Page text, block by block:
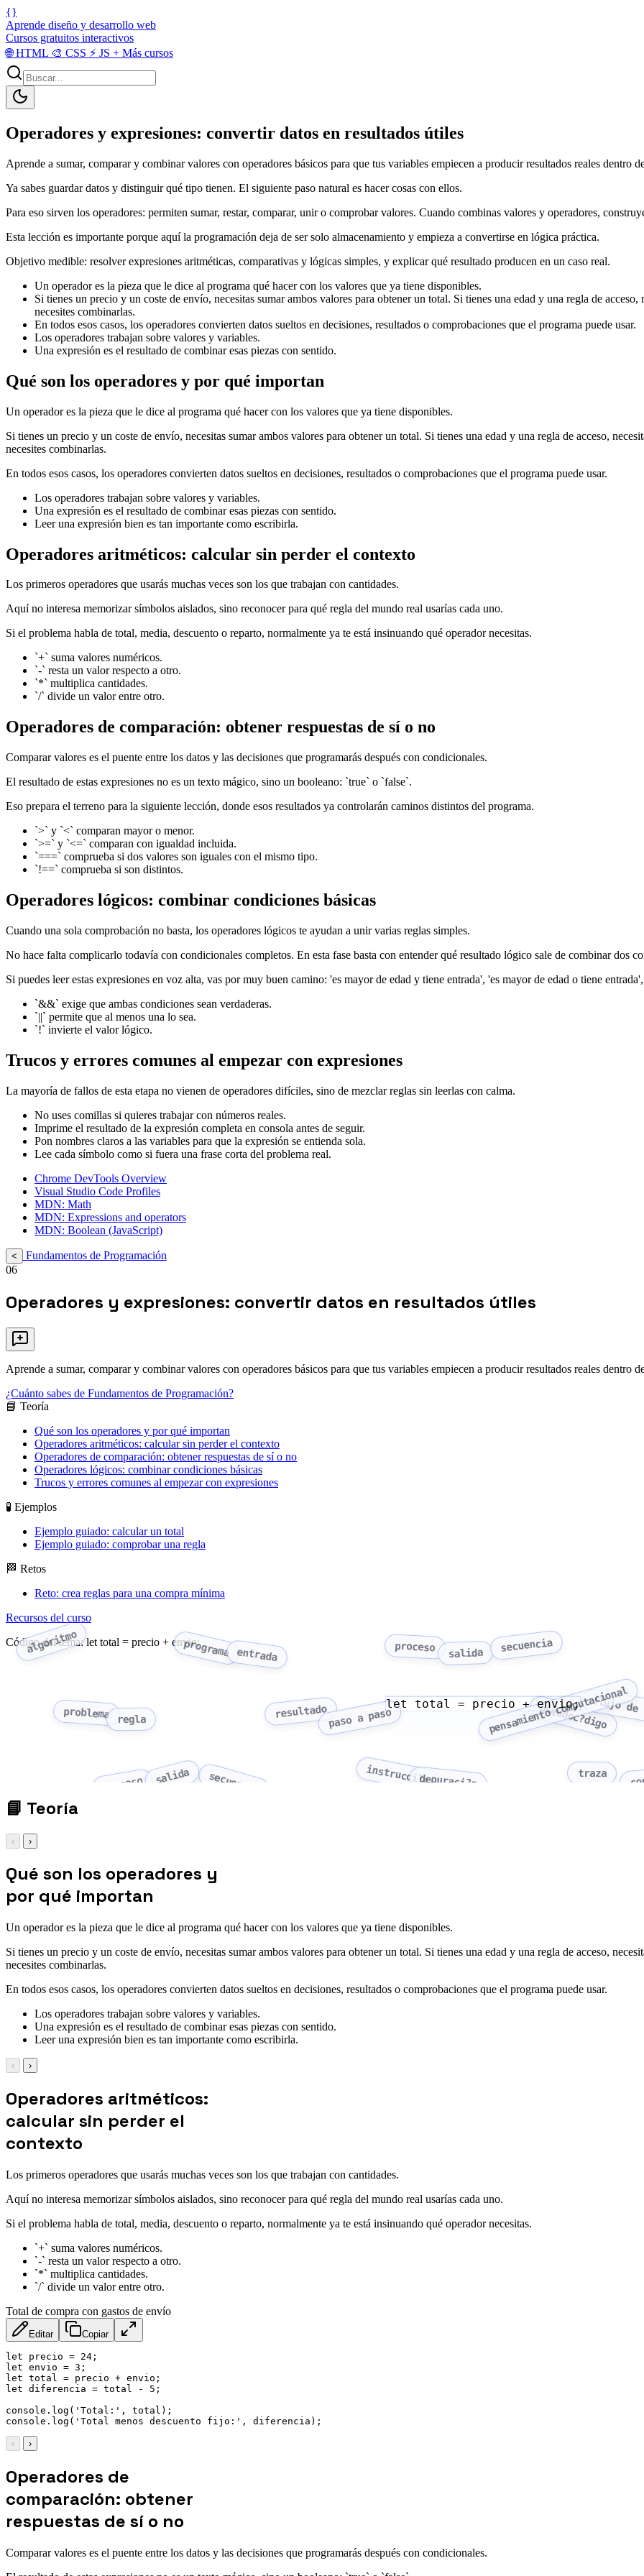
{}
Aprende diseño y desarrollo web
Cursos gratuitos interactivos
🌐HTML 🎨 CSS ⚡ JS + Más cursos
Operadores y expresiones: convertir datos en resultados útiles
Aprende a sumar, comparar y combinar valores con operadores básicos para que tus variables empiecen a producir resultados reales dentro
Ya sabes guardar datos y distinguir qué tipo tienen. El siguiente paso natural es hacer cosas con ellos.
Para eso sirven los operadores: permiten sumar, restar, comparar, unir o comprobar valores. Cuando combinas valores y operadores,
Esta lección es importante porque aquí la programación deja de ser solo almacenamiento y empieza a convertirse en lógica práctica.
Objetivo medible: resolver expresiones aritméticas, comparativas y lógicas simples, y explicar qué resultado producen en un caso real.
Un operador es la pieza que le dice al programa qué hacer con los valores que ya tiene disponibles.
Si tienes un precio y un coste de envío, necesitas sumar ambos valores para obtener un total. Si tienes una edad y una regla de
necesites combinarlas.
En todos esos casos, los operadores convierten datos sueltos en decisiones, resultados o comprobaciones que el programa puede usar.
Los operadores trabajan sobre valores y variables.
Una expresión es el resultado de combinar esas piezas con sentido.
Qué son los operadores y por qué importan
Un operador es la pieza que le dice al programa qué hacer con los valores que ya tiene disponibles.
Si tienes un precio y un coste de envío, necesitas sumar ambos valores para obtener un total. Si tienes una edad y una regla de acceso,
necesites combinarlas.
En todos esos casos, los operadores convierten datos sueltos en decisiones, resultados o comprobaciones que el programa puede usar.
Los operadores trabajan sobre valores y variables.
Una expresión es el resultado de combinar esas piezas con sentido.
Leer una expresión bien es tan importante como escribirla.
Operadores aritméticos: calcular sin perder el contexto
Los primeros operadores que usarás muchas veces son los que trabajan con cantidades.
Aquí no interesa memorizar símbolos aislados, sino reconocer para qué regla del mundo real usarías cada uno.
Si el problema habla de total, media, descuento o reparto, normalmente ya te está insinuando qué operador necesitas.
`+` suma valores numéricos.
`-` resta un valor respecto a otro.
`*` multiplica cantidades.
`/` divide un valor entre otro.
Operadores de comparación: obtener respuestas de sí o no
Comparar valores es el puente entre los datos y las decisiones que programarás después con condicionales.
El resultado de estas expresiones no es un texto mágico, sino un booleano: `true` o `false`.
Eso prepara el terreno para la siguiente lección, donde esos resultados ya controlarán caminos distintos del programa.
`>` y `<` comparan mayor o menor.
`>=` y `<=` comparan con igualdad incluida.
`===` comprueba si dos valores son iguales con el mismo tipo.
`!==` comprueba si son distintos.
Operadores lógicos: combinar condiciones básicas
Cuando una sola comprobación no basta, los operadores lógicos te ayudan a unir varias reglas simples.
No hace falta complicarlo todavía con condicionales completos. En esta fase basta con entender qué resultado lógico sale de combinar dos
Si puedes leer estas expresiones en voz alta, vas por muy buen camino: 'es mayor de edad y tiene entrada', 'es mayor de edad o tiene
`&&` exige que ambas condiciones sean verdaderas.
`||` permite que al menos una lo sea.
`!` invierte el valor lógico.
Trucos y errores comunes al empezar con expresiones
La mayoría de fallos de esta etapa no vienen de operadores difíciles, sino de mezclar reglas sin leerlas con calma.
No uses comillas si quieres trabajar con números reales.
Imprime el resultado de la expresión completa en consola antes de seguir.
Pon nombres claros a las variables para que la expresión se entienda sola.
Lee cada símbolo como si fuera una frase corta del problema real.
Chrome DevTools Overview
Visual Studio Code Profiles
MDN: Math
MDN: Expressions and operators
MDN: Boolean (JavaScript)
<
Fundamentos de Programación
06
Operadores y expresiones: convertir datos en resultados útiles
Aprende a sumar, comparar y combinar valores con operadores básicos para que tus variables empiecen a producir resultados reales dentro
¿Cuánto sabes de Fundamentos de Programación?
📘 Teoría
Qué son los operadores y por qué importan
Operadores aritméticos: calcular sin perder el contexto
Operadores de comparación: obtener respuestas de sí o no
Operadores lógicos: combinar condiciones básicas
Trucos y errores comunes al empezar con expresiones
🧪 Ejemplos
Ejemplo guiado: calcular un total
Ejemplo guiado: comprobar una regla
🏁 Retos
Reto: crea reglas para una compra mínima
Recursos del curso
Código del tema: let total = precio + envio;
algoritmo programa entrada proceso salida secuencia
problema regla resultadopaso a paso pensamiento computacional
pseudoc?digoflujo de
proceso salida secuencia instrucci?ndepuraci?n traza
let total = precio + envio;
📘 Teoría
‹ ›
Qué son los operadores y
por qué importan
Un operador es la pieza que le dice al programa qué hacer con los valores que ya tiene disponibles.
Si tienes un precio y un coste de envío, necesitas sumar ambos valores para obtener un total. Si tienes una edad y una regla de acceso,
necesites combinarlas.
En todos esos casos, los operadores convierten datos sueltos en decisiones, resultados o comprobaciones que el programa puede usar.
Los operadores trabajan sobre valores y variables.
Una expresión es el resultado de combinar esas piezas con sentido.
Leer una expresión bien es tan importante como escribirla.
‹ ›
Operadores aritméticos:
calcular sin perder el
contexto
Los primeros operadores que usarás muchas veces son los que trabajan con cantidades.
Aquí no interesa memorizar símbolos aislados, sino reconocer para qué regla del mundo real usarías cada uno.
Si el problema habla de total, media, descuento o reparto, normalmente ya te está insinuando qué operador necesitas.
`+` suma valores numéricos.
`-` resta un valor respecto a otro.
`*` multiplica cantidades.
`/` divide un valor entre otro.
Total de compra con gastos de envío
Editar Copiar
let precio = 24 ;
let envio = 3 ;
let total = precio + envio ;
let diferencia = total - 5 ;
console . log ( 'Total:' , total ) ;
console . log ( 'Total menos descuento fijo:' , diferencia ) ;
‹ ›
Operadores de
comparación: obtener
respuestas de sí o no
Comparar valores es el puente entre los datos y las decisiones que programarás después con condicionales.